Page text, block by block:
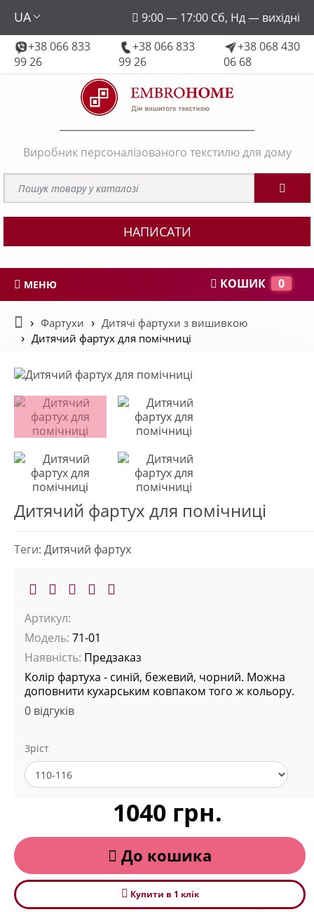
UA
9:00 — 17:00 Сб, Нд — вихідні
+38 066 833
99 26
+38 066 833
99 26
+38 068 430
06 68
embroforhome@gmail.com
Виробник персоналізованого текстилю для дому
НАПИСАТИ
МЕНЮ КОШИК 0
Фартухи
Дитячі фартухи з вишивкою
Дитячий фартух для помічниці
Дитячий фартух для помічниці
Теги: Дитячий фартух
Артикул:
Модель: 71-01
Наявність: Предзаказ
Колір фартуха - синій, бежевий, чорний. Можна
доповнити кухарським ковпаком того ж кольору.
0 відгуків
Зріст
1040 грн.
До кошика
Купити в 1 клiк